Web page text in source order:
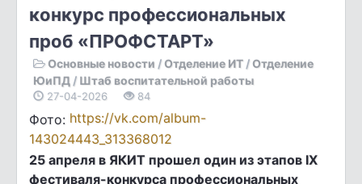
конкурс профессиональных
проб «ПРОФСТАРТ»
Основные новости / Отделение ИТ / Отделение
ЮиПД / Штаб воспитательной работы
27-04-2026 84
Фото: https://vk.com/album-
143024443_313368012
25 апреля в ЯКИТ прошел один из этапов IX
фестиваля-конкурса профессиональных